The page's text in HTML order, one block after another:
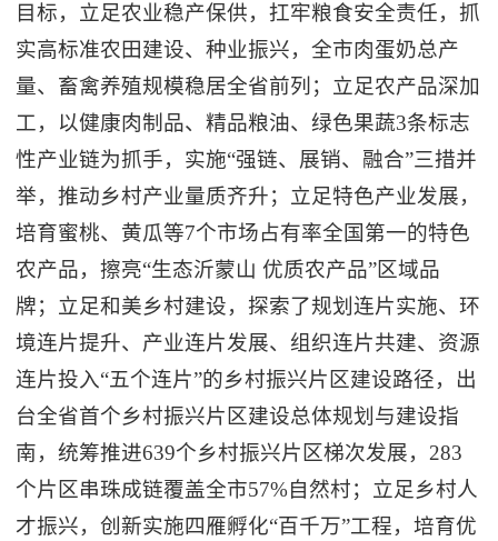
目标，立足农业稳产保供，扛牢粮食安全责任，抓
实高标准农田建设、种业振兴，全市肉蛋奶总产
量、畜禽养殖规模稳居全省前列；立足农产品深加
工，以健康肉制品、精品粮油、绿色果蔬3条标志
性产业链为抓手，实施“强链、展销、融合”三措并
举，推动乡村产业量质齐升；立足特色产业发展，
培育蜜桃、黄瓜等7个市场占有率全国第一的特色
农产品，擦亮“生态沂蒙山 优质农产品”区域品
牌；立足和美乡村建设，探索了规划连片实施、环
境连片提升、产业连片发展、组织连片共建、资源
连片投入“五个连片”的乡村振兴片区建设路径，出
台全省首个乡村振兴片区建设总体规划与建设指
南，统筹推进639个乡村振兴片区梯次发展，283
个片区串珠成链覆盖全市57%自然村；立足乡村人
才振兴，创新实施四雁孵化“百千万”工程，培育优